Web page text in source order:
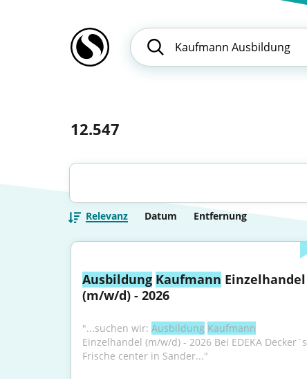
12.547
Relevanz Datum Entfernung
Ausbildung Kaufmann Einzelhandel
(m/w/d) - 2026
"...suchen wir: Ausbildung Kaufmann
Einzelhandel (m/w/d) - 2026 Bei EDEKA Decker´s
Frische center in Sander..."